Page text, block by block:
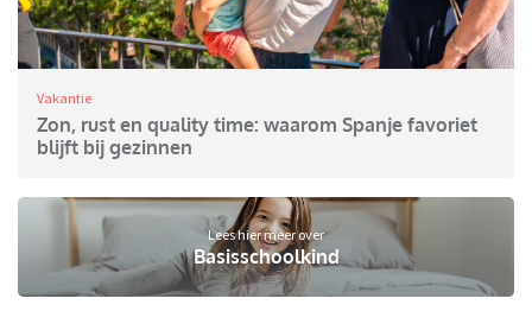
Vakantie
Zon, rust en quality time: waarom Spanje favoriet
blijft bij gezinnen
Lees hier meer over
Basisschoolkind